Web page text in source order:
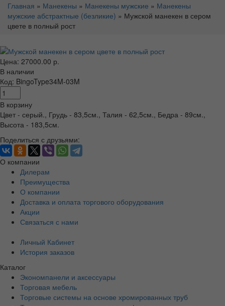
Главная » Манекены » Манекены мужские » Манекены
мужские абстрактные (безликие) » Мужской манекен в сером
цвете в полный рост
Цена: 27000.00 р.
В наличии
Код: BingoType34M-03M
В корзину
Цвет - серый., Грудь - 83,5см., Талия - 62,5см., Бедра - 89см.,
Высота - 183,5см.
Поделиться с друзьями:
О компании
Дилерам
Преимущества
О компании
Доставка и оплата торгового оборудования
Акции
Связаться с нами
Личный Кабинет
История заказов
Каталог
Экономпанели и аксессуары
Торговая мебель
Торговые системы на основе хромированных труб